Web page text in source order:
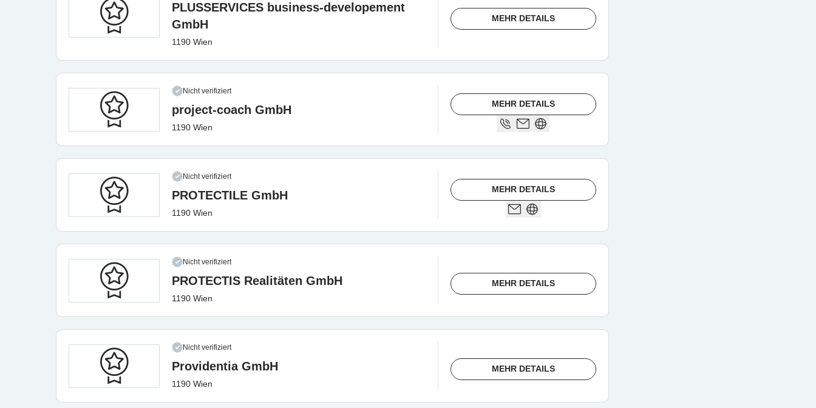
PLUSSERVICES business-developement
GmbH
1190 Wien
MEHR DETAILS
Nicht verifiziert
project-coach GmbH
1190 Wien
MEHR DETAILS
Nicht verifiziert
PROTECTILE GmbH
1190 Wien
MEHR DETAILS
Nicht verifiziert
PROTECTIS Realitäten GmbH
1190 Wien
MEHR DETAILS
Nicht verifiziert
Providentia GmbH
1190 Wien
MEHR DETAILS